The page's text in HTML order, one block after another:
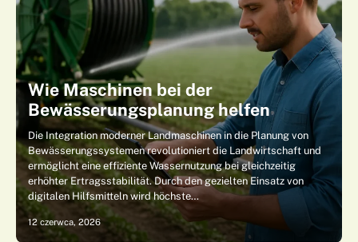
Wie Maschinen bei der
Bewässerungsplanung helfen
Die Integration moderner Landmaschinen in die Planung von
Bewässerungssystemen revolutioniert die Landwirtschaft und
ermöglicht eine effiziente Wassernutzung bei gleichzeitig
erhöhter Ertragsstabilität. Durch den gezielten Einsatz von
digitalen Hilfsmitteln wird höchste…
12 czerwca, 2026